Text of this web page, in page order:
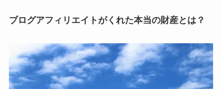
ブログアフィリエイトがくれた本当の財産とは？